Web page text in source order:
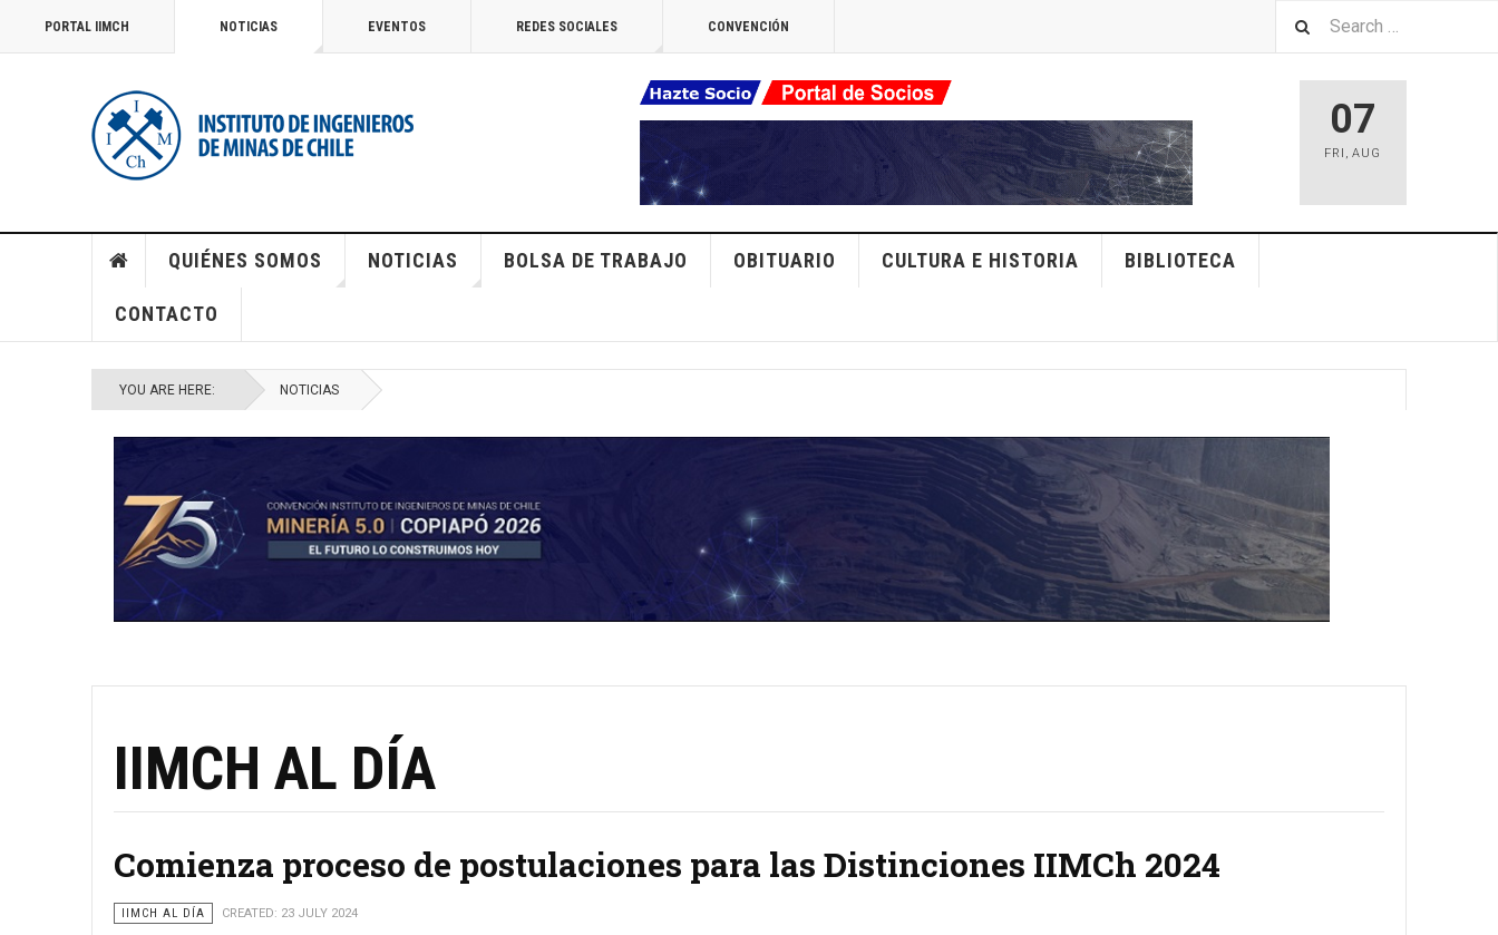
PORTAL IIMCH NOTICIAS EVENTOS REDES SOCIALES CONVENCIÓN
07
FRI ,AUG
QUIÉNES SOMOS NOTICIAS BOLSA DE TRABAJO OBITUARIO CULTURA E HISTORIA BIBLIOTECA
CONTACTO
YOU ARE HERE: NOTICIAS
IIMCH AL DÍA
Comienza proceso de postulaciones para las Distinciones IIMCh 2024
IIMCH AL DÍA CREATED: 23 JULY 2024